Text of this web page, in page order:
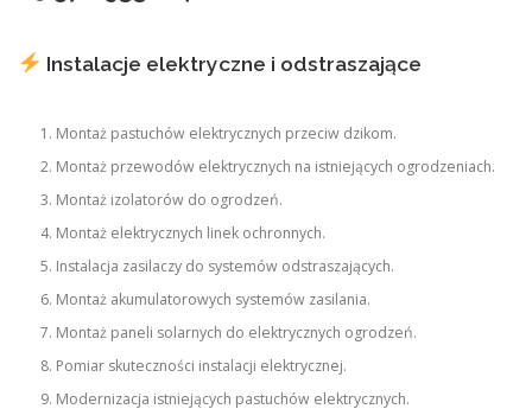
Instalacje elektryczne i odstraszające
Montaż pastuchów elektrycznych przeciw dzikom.
Montaż przewodów elektrycznych na istniejących ogrodzeniach.
Montaż izolatorów do ogrodzeń.
Montaż elektrycznych linek ochronnych.
Instalacja zasilaczy do systemów odstraszających.
Montaż akumulatorowych systemów zasilania.
Montaż paneli solarnych do elektrycznych ogrodzeń.
Pomiar skuteczności instalacji elektrycznej.
Modernizacja istniejących pastuchów elektrycznych.